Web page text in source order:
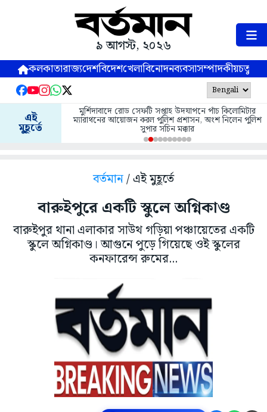
৯ আগস্ট, ২০২৬
কলকাতারাজ্যদেশবিদেশখেলাবিনোদনব্যবসাসম্পাদকীয়
এই
মুহূর্তে
মুর্শিদাবাদে রোড সেফটি সপ্তাহ উদযাপনে পাঁচ কিলোমিটার
ম্যারাথনের আয়োজন করল পুলিশ প্রশাসন, অংশ নিলেন পুলিশ
সুপার সচিন মক্কার
বর্তমান/ এই মুহূর্তে
বারুইপুরে একটি স্কুলে অগ্নিকাণ্ড
বারুইপুর থানা এলাকার সাউথ গড়িয়া পঞ্চায়েতের একটি
স্কুলে অগ্নিকাণ্ড। আগুনে পুড়ে গিয়েছে ওই স্কুলের
কনফারেন্স রুমের...